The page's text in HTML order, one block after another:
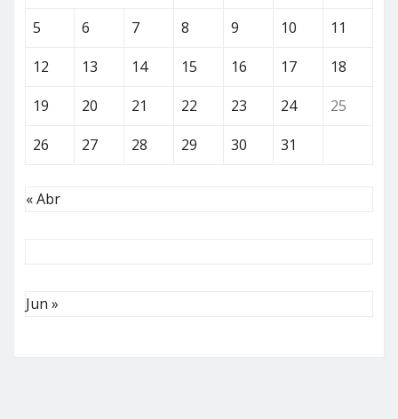
5
6 7 8 9 10
11
12
13 14 15 16 17
18
19
20 21 22 23 24
25
26
27 28 29 30 31
« Abr
Jun »